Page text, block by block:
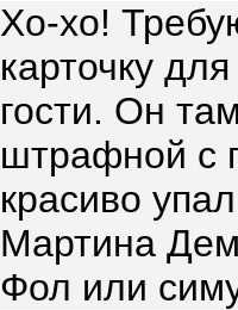
Хо-хо!
карточку
гости. Он
штрафной с
красиво
Мартина
Фол или